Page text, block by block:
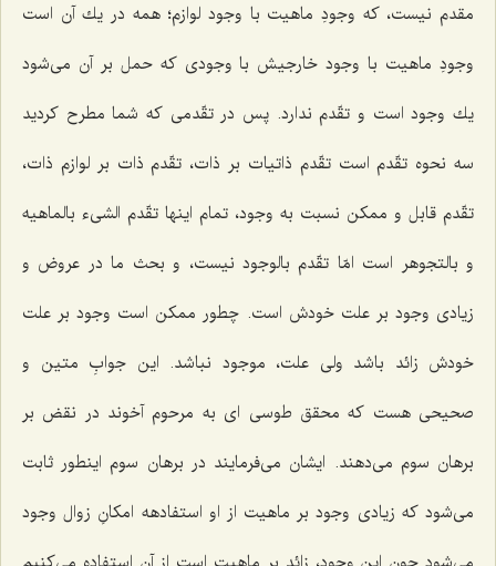
مقدم نیست، كه وجودِ ماهیت با وجود لوازم؛ همه در یك آن است
وجودِ ماهیت با وجود خارجیش با وجودى كه حمل بر آن مى‌شود
یك وجود است و تقّدم ندارد. پس در تقّدمى كه شما مطرح كردید
سه نحوه تقّدم است تقّدم ذاتیات بر ذات، تقّدم ذات بر لوازم ذات،
تقّدم قابل و ممكن نسبت به وجود، تمام اینها تقّدم الشیء بالماهیه
و بالتجوهر است امّا تقّدم بالوجود نیست، و بحث ما در عروض و
زیادى وجود بر علت خودش است. چطور ممكن است وجود بر علت
خودش زائد باشد ولى علت، موجود نباشد. این جوابِ متین و
صحیحى هست كه محقق طوسى اى به مرحوم آخوند در نقض بر
برهان سوم مى‌دهند. ایشان مى‌فرمایند در برهان سوم اینطور ثابت
مى‌شود كه زیادى وجود بر ماهیت از او استفادهه امكانِ زوال وجود